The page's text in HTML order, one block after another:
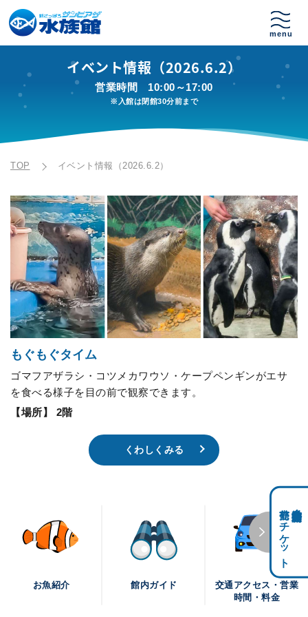
イベント情報（2026.6.2）
営業時間 10:00～17:00
※入館は閉館30分前まで
TOP イベント情報（2026.6.2）
もぐもぐタイム
ゴマフアザラシ・コツメカワウソ・ケープペンギンがエサ
を食べる様子を目の前で観察できます。
【場所】 2階
くわしくみる
お魚紹介 館内ガイド
交通アクセス・営業
時間・料金
前売りチケット